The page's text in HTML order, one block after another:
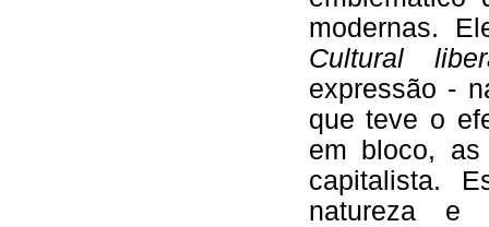
modernas.
Cultural
expressão -
que teve o
em bloco,
capitalista.
natureza e